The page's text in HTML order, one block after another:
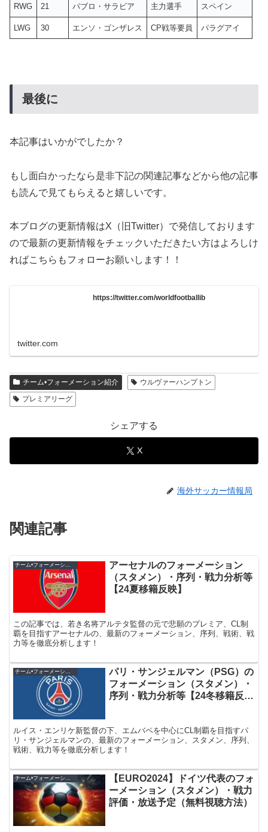
RWG 21 パブロ・サラビア 主力選手 スペイン
LWG 30 エンソ・ゴンザレス CP戦等要員 パラグアイ
最後に
本記事はいかがでしたか？
もし面白かったなら是非下記の関連記事などから他の記事
も読んで見てもらえると嬉しいです。
本ブログの更新情報はX（旧Twitter）で発信しております
ので最新の更新情報をチェックいただきたい方はよろしけ
ればこちらもフォローお願いします！！
https://twitter.com/worldfootballib
twitter.com
チーム•フォーメーション紹介
ウルヴァーハンプトン
プレミアリーグ
シェアする
X
海外サッカー情報局
関連記事
チーム•フォーメーション紹介
アーセナルのフォーメーション
（スタメン）・序列・戦力分析等
【24夏移籍反映】
この記事では、若き名将アルテタ監督の元で悲願のプレミア、CL制
覇を目指すアーセナルの、最新のフォーメーション、序列、戦術、戦
力等を徹底分析します！
チーム•フォーメーション紹介
パリ・サンジェルマン（PSG）の
フォーメーション（スタメン）・
序列・戦力分析等【24冬移籍反
ルイス・エンリケ新監督の下、エムバペを中心にCL制覇を目指すパ
リ・サンジェルマンの、最新のフォーメーション、スタメン、序列、
戦術、戦力等を徹底分析します！
【EURO2024】ドイツ代表のフォ
ーメーション（スタメン）・戦力
評価・放送予定（無料視聴方法）